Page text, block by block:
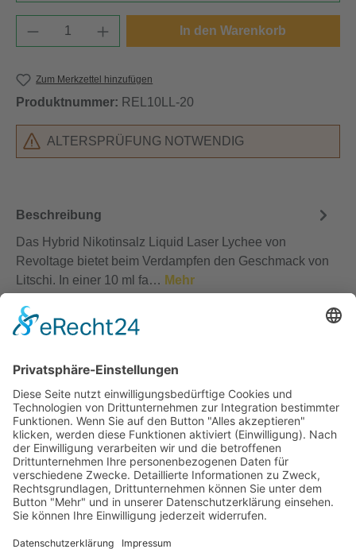
Produkt Anzahl: Gib den gewünschten
In den Warenkorb
Zum Merkzettel hinzufügen
Produktnummer: REL10LL-20
ALTERSPRÜFUNG NOTWENDIG
Beschreibung
Das Hybrid Nikotinsalz Liquid Laser Lychee von
Revoltage bietet beim Verdampfen den Geschmack von
Litschi. In einer 10 ml fa… Mehr
Bewertungen
Service-Hotline
Vertrag widerrufen
Shopservice